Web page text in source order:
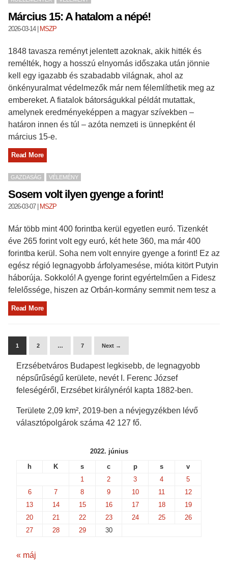
Március 15: A hatalom a népé!
2026-03-14| MSZP
1848 tavasza reményt jelentett azoknak, akik hitték és
remélték, hogy a hosszú elnyomás időszaka után jönnie
kell egy igazabb és szabadabb világnak, ahol az
önkényuralmat védelmezők már nem félemlíthetik meg az
embereket. A fiatalok bátorságukkal példát mutattak,
amelynek eredményeképpen a magyar szívekben –
határon innen és túl – azóta nemzeti is ünnepként él
március 15-e.
Read More
GAZDASÁG VÉLEMÉNY
Sosem volt ilyen gyenge a forint!
2026-03-07| MSZP
Már több mint 400 forintba kerül egyetlen euró. Tizenkét
éve 265 forint volt egy euró, két hete 360, ma már 400
forintba kerül. Soha nem volt ennyire gyenge a forint! Ez az
egész régió legnagyobb árfolyamesése, mióta kitört Putyin
háborúja. Sokkoló! A gyenge forint egyértelműen a Fidesz
felelőssége, hiszen az Orbán-kormány semmit nem tesz a
Read More
1 2 … 7 Next →
Erzsébetváros Budapest legkisebb, de legnagyobb
népsűrűségű kerülete, nevét I. Ferenc József
feleségéről, Erzsébet királynéról kapta 1882-ben.
Területe 2,09 km², 2019-ben a névjegyzékben lévő
választópolgárok száma 42 127 fő.
2022. június
h
K s c p s
v
1
2 3 4
5
6
7 8 9 10 11
12
13
14 15 16 17 18
19
20
21 22 23 24 25
26
27
28 29 30
« máj